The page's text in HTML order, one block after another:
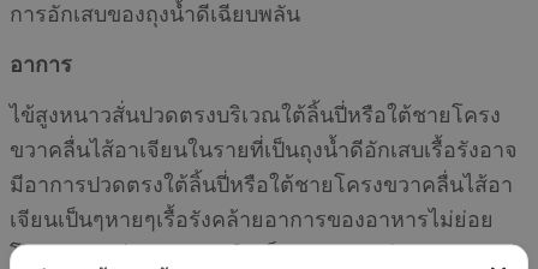
การอักเสบของถุงนํ้าดีเฉียบพลัน
อาการ
ไข้สูงหนาวสั่นปวดตรงบริเวณใต้ลิ้นปี่หรือใต้ชายโครง
ขวาคลื่นไส้อาเจียนในรายที่เป็นถุงน้ำดีอักเสบเรื้อรังอาจ
มีอาการปวดตรงใต้ลิ้นปี่หรือใต้ชายโครงขวาคลื่นไส้อา
เจียนเป็นๆหายๆเรื้อรังคล้ายอาการของอาหารไม่ย่อย
โดยมากจะมีอาการปวดบิดเป็นพักๆแบบเดียวกับอาการ